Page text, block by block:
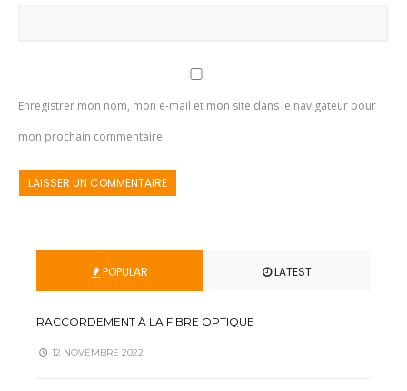
Enregistrer mon nom, mon e-mail et mon site dans le navigateur pour
mon prochain commentaire.
POPULAR LATEST
RACCORDEMENT À LA FIBRE OPTIQUE
12 NOVEMBRE 2022